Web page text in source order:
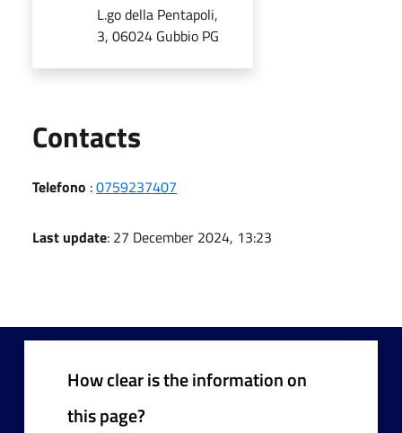
L.go della Pentapoli,
3, 06024 Gubbio PG
Contacts
Telefono :0759237407
Last update: 27 December 2024, 13:23
How clear is the information on
this page?